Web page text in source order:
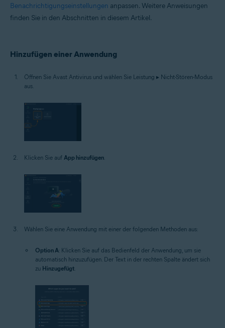
Benachrichtigungseinstellungen anpassen. Weitere Anweisungen
finden Sie in den Abschnitten in diesem Artikel.
Hinzufügen einer Anwendung
Öffnen Sie Avast Antivirus und wählen Sie Leistung ▸ Nicht-Stören-Modus
aus.
Klicken Sie auf App hinzufügen.
Wählen Sie eine Anwendung mit einer der folgenden Methoden aus:
Option A: Klicken Sie auf das Bedienfeld der Anwendung, um sie
automatisch hinzuzufügen. Der Text in der rechten Spalte ändert sich
zu Hinzugefügt.